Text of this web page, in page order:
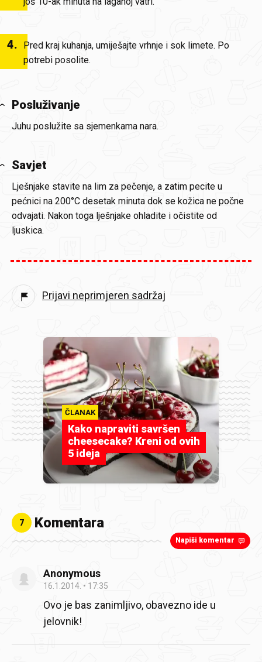
4.
Pred kraj kuhanja, umiješajte vrhnje i sok limete. Po
potrebi posolite.
Posluživanje
Juhu poslužite sa sjemenkama nara.
Savjet
Lješnjake stavite na lim za pečenje, a zatim pecite u
pećnici na 200°C desetak minuta dok se kožica ne počne
odvajati. Nakon toga lješnjake ohladite i očistite od
ljuskica.
Prijavi neprimjeren sadržaj
ČLANAK
Kako napraviti savršen
cheesecake? Kreni od ovih
5 ideja
7 Komentara
Napiši komentar
Anonymous
16.1.2014. 17:35
Ovo je bas zanimljivo, obavezno ide u
jelovnik!